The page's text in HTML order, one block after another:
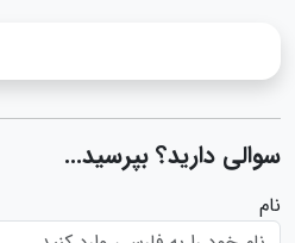
سوالی دارید؟ بپرسید...
نام